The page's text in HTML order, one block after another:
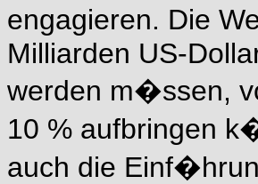
engagieren. Die
Milliarden US-
werden m�ssen,
10 % aufbringen
auch die